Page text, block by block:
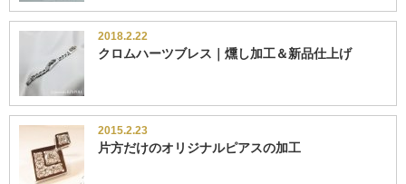
2018.2.22
クロムハーツブレス｜燻し加工＆新品仕上げ
2015.2.23
片方だけのオリジナルピアスの加工